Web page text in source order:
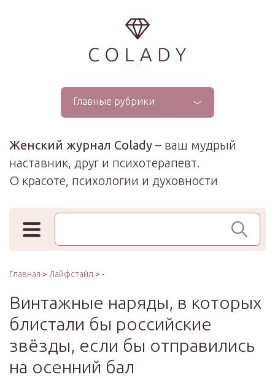
...
Главные рубрики
Женский журнал Colady – ваш мудрый
наставник, друг и психотерапевт.
О красоте, психологии и духовности
Поиск по сайту
Главная > Лайфстайл > -
Винтажные наряды, в которых
блистали бы российские
звёзды, если бы отправились
на осенний бал